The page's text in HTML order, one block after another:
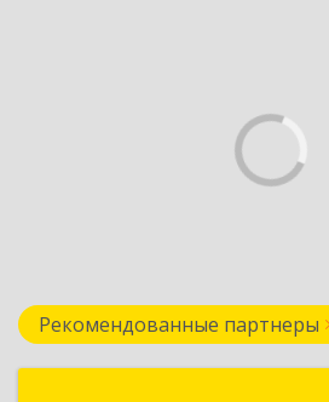
Рекомендованные партнеры